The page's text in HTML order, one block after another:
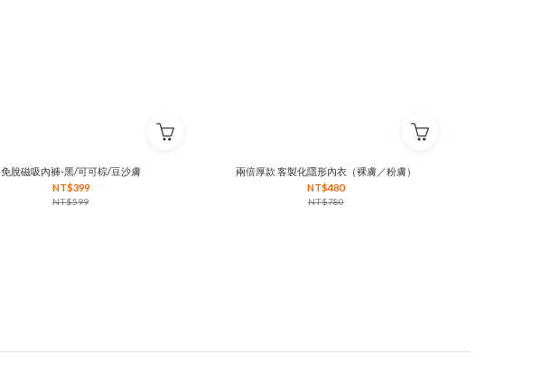
免脫磁吸內褲-黑/可可棕/豆沙膚
NT$399
NT$599
兩倍厚款 客製化隱形內衣（裸膚／粉膚）
NT$480
NT$780